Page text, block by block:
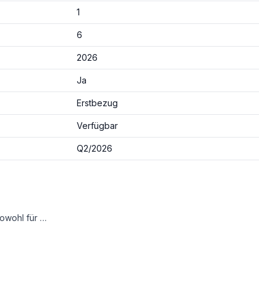
1
6
2026
Ja
Erstbezug
Verfügbar
Q2/2026
und Wertbeständigkeit vereint.